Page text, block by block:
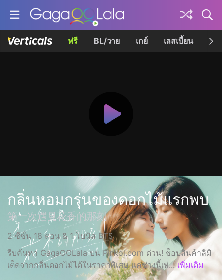
ฟรี BL/วาย เกย์ เลสเบี้ยน เค
กลิ่นหอมกรุ่นของดอกไม้แรกพบ
第一次遇見花香的那刻
2 ซีซั่น 18 ตอน & 1 โบนัส BTS
รีบค้นหา GagaOOLala บน Pinkoi.com ด่วน! ช็อปสินค้าลิมิ
เต็ดจากกลิ่นดอกไม้ได้ในราคาพิเศษ แค่ช่วงนี้เท่... เพิ่มเติม